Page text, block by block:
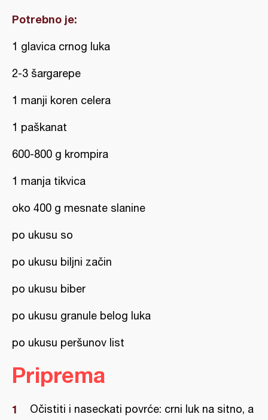
Potrebno je:
1 glavica crnog luka
2-3 šargarepe
1 manji koren celera
1 paškanat
600-800 g krompira
1 manja tikvica
oko 400 g mesnate slanine
po ukusu so
po ukusu biljni začin
po ukusu biber
po ukusu granule belog luka
po ukusu peršunov list
Priprema
Očistiti i naseckati povrće: crni luk na sitno, a